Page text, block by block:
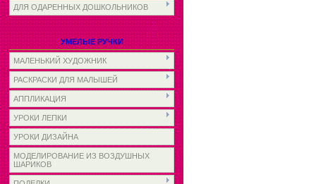
ДЛЯ ОДАРЕННЫХ ДОШКОЛЬНИКОВ
УМЕЛЫЕ РУЧКИ
МАЛЕНЬКИЙ ХУДОЖНИК
РАСКРАСКИ ДЛЯ МАЛЫШЕЙ
АППЛИКАЦИЯ
УРОКИ ЛЕПКИ
УРОКИ ДИЗАЙНА
МОДЕЛИРОВАНИЕ ИЗ ВОЗДУШНЫХ
ШАРИКОВ